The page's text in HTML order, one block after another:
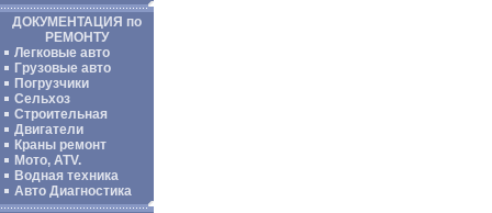
ДОКУМЕНТАЦИЯ по
РЕМОНТУ
Легковые авто
Грузовые авто
Погрузчики
Сельхоз
Строительная
Двигатели
Краны ремонт
Мото, ATV.
Водная техника
Авто Диагностика